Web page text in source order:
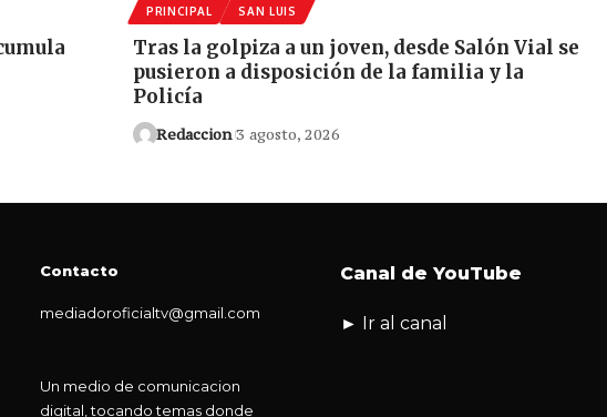
PRINCIPAL SAN LUIS
Tras la golpiza a un joven, desde Salón Vial se
pusieron a disposición de la familia y la
Policía
Redaccion 3 agosto, 2026
Contacto
mediadoroficialtv@gmail.com
Un medio de comunicacion
digital, tocando temas donde
Canal de YouTube
► Ir al canal